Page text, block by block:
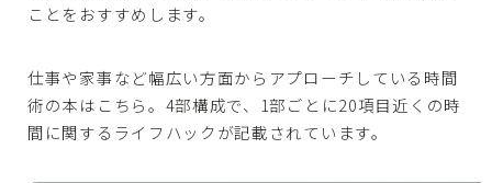
ことをおすすめします。
仕事や家事など幅広い方面からアプローチしている時間
術の本はこちら。4部構成で、1部ごとに20項目近くの時
間に関するライフハックが記載されています。